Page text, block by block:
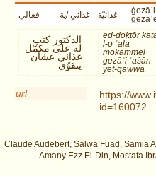
فعالي غذائي /ية غذائيّة
الدكتور كتب
له على مكمّل
غذائي عشان
يتقوّى
ed-doktōr
l-o ʿala
mokammel
ġezāʾi ʿašān
yet-qawwa
url
https://
id=160072
Claude Audebert, Salwa Fuad, Samia
Amany Ezz El-Din, Mostafa